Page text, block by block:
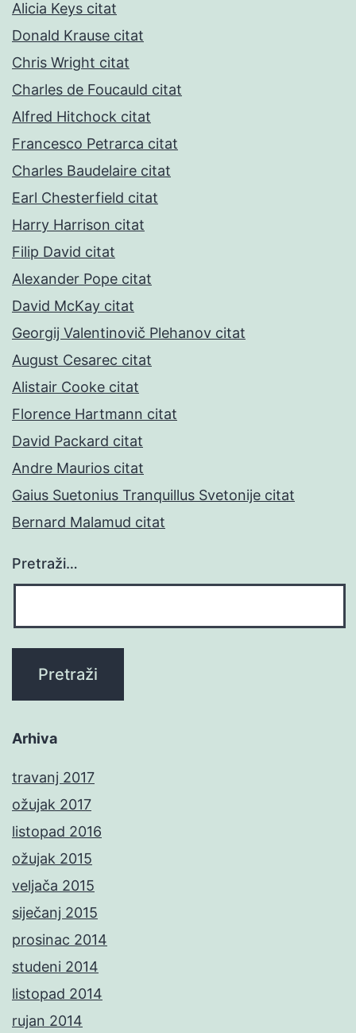
Alicia Keys citat
Donald Krause citat
Chris Wright citat
Charles de Foucauld citat
Alfred Hitchock citat
Francesco Petrarca citat
Charles Baudelaire citat
Earl Chesterfield citat
Harry Harrison citat
Filip David citat
Alexander Pope citat
David McKay citat
Georgij Valentinovič Plehanov citat
August Cesarec citat
Alistair Cooke citat
Florence Hartmann citat
David Packard citat
Andre Maurios citat
Gaius Suetonius Tranquillus Svetonije citat
Bernard Malamud citat
Pretraži…
Arhiva
travanj 2017
ožujak 2017
listopad 2016
ožujak 2015
veljača 2015
siječanj 2015
prosinac 2014
studeni 2014
listopad 2014
rujan 2014